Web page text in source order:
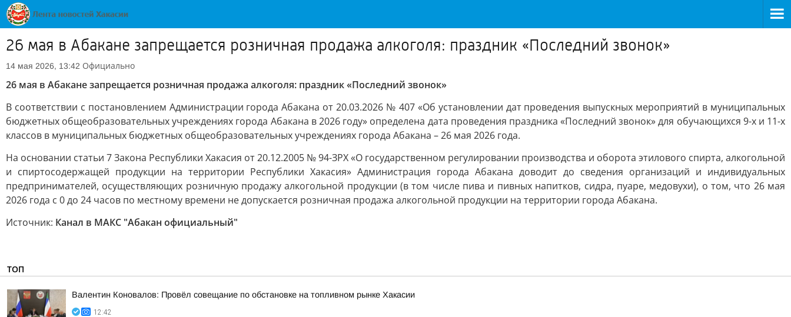
26 мая в Абакане запрещается розничная продажа алкоголя: праздник «Последний звонок»
14 мая 2026, 13:42 Официально
26 мая в Абакане запрещается розничная продажа алкоголя: праздник «Последний звонок»
В соответствии с постановлением Администрации города Абакана от 20.03.2026 № 407 «Об установлении дат проведения выпускных мероприятий в муниципальных
бюджетных общеобразовательных учреждениях города Абакана в 2026 году» определена дата проведения праздника «Последний звонок» для обучающихся 9-х и 11-х
классов в муниципальных бюджетных общеобразовательных учреждениях города Абакана – 26 мая 2026 года.
На основании статьи 7 Закона Республики Хакасия от 20.12.2005 № 94-ЗРХ «О государственном регулировании производства и оборота этилового спирта, алкогольной
и спиртосодержащей продукции на территории Республики Хакасия» Администрация города Абакана доводит до сведения организаций и индивидуальных
предпринимателей, осуществляющих розничную продажу алкогольной продукции (в том числе пива и пивных напитков, сидра, пуаре, медовухи), о том, что 26 мая
2026 года с 0 до 24 часов по местному времени не допускается розничная продажа алкогольной продукции на территории города Абакана.
Источник: Канал в МАКС "Абакан официальный"
ТОП
Валентин Коновалов: Провёл совещание по обстановке на топливном рынке Хакасии
12:42